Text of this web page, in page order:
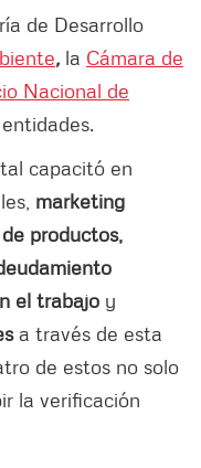
de Desarrollo
, la Cámara de
Nacional de
capacitó en
marketing
productos,
el trabajo y
a través de esta
de estos no solo
la verificación